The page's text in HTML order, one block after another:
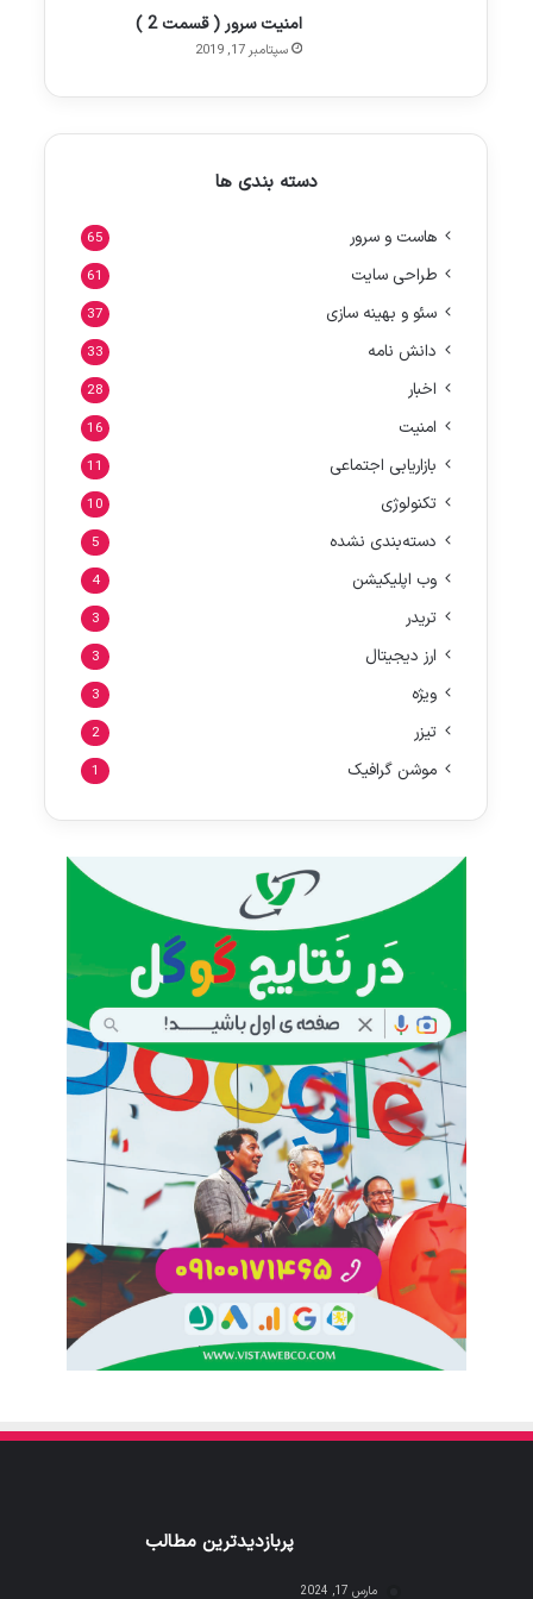
امنیت سرور ( قسمت 2 )
سپتامبر 17, 2019
دسته بندی ها
هاست و سرور 65
طراحی سایت 61
سئو و بهینه سازی 37
دانش نامه 33
اخبار 28
امنیت 16
بازاریابی اجتماعی 11
تکنولوژی 10
دسته‌بندی نشده 5
وب اپلیکیشن 4
تریدر 3
ارز دیجیتال 3
ویژه 3
تیزر 2
موشن گرافیک 1
پربازدیدترین مطالب
مارس 17, 2024